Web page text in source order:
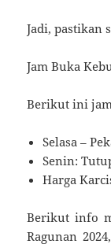
Jadi, pastikan
Jam Buka
Berikut ini
Selasa –
Senin:
Harga
Berikut info
Ragunan